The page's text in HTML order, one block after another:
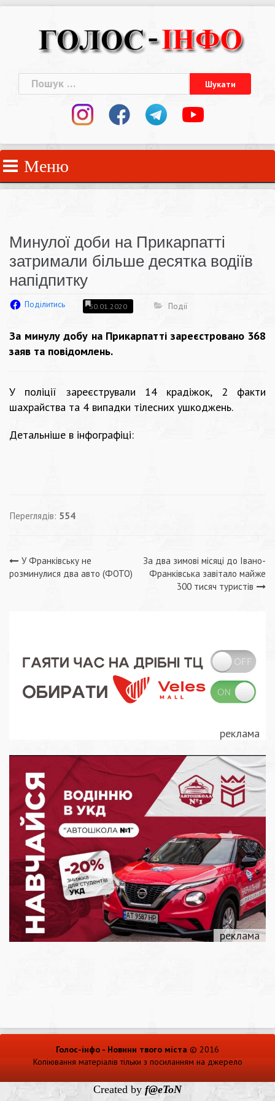
Пошук:
Меню
Минулої доби на Прикарпатті
затримали більше десятка водіїв
напідпитку
Поділитись 30.01.2020 Події
За минулу добу на Прикарпатті зареєстровано 368
заяв та повідомлень.
У поліції зареєстрували 14 крадіжок, 2 факти
шахрайства та 4 випадки тілесних ушкоджень.
Детальніше в інфографіці:
Переглядів: 554
Навігація
У Франківську не
розминулися два авто (ФОТО)
За два зимові місяці до Івано-
Франківська завітало майже
300 тисяч туристів
Голос-інфо - Новини твого міста © 2016
Копіювання матеріалів тільки з посиланням на джерело
Created by f@eToN